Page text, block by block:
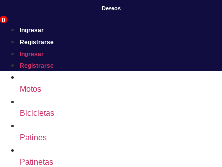
Deseos
0
Ingresar
Registrarse
Ingresar
Registrarse
Motos
Bicicletas
Patines
Patinetas